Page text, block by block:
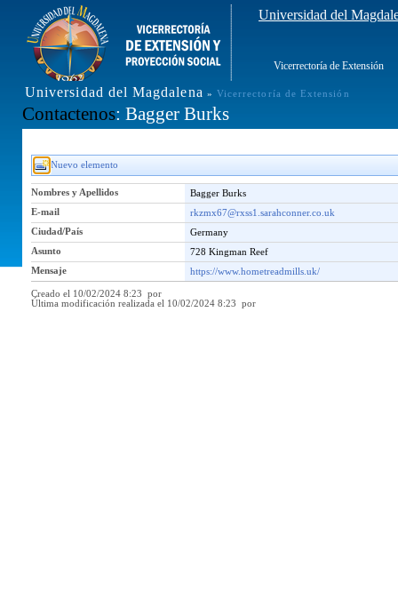
Universidad del
Vicerrectoría de Extensión
Universidad del Magdalena » Vicerrectoría de Extensión
Contactenos: Bagger Burks
Nuevo elemento
Nombres y Apellidos
Bagger Burks
E-mail
rkzmx67@rxss1.sarahconner.co.uk
Ciudad/País
Germany
Asunto
728 Kingman Reef
Mensaje
https://www.hometreadmills.uk/
Creado el 10/02/2024 8:23 por
Última modificación realizada el 10/02/2024 8:23 por